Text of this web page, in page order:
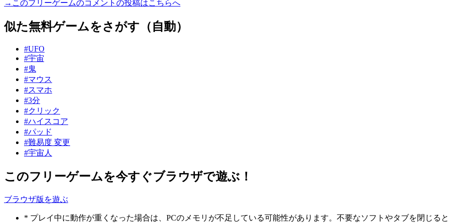
→このフリーゲームのコメントの投稿はこちらへ
似た無料ゲームをさがす（自動）
#UFO
#宇宙
#鬼
#マウス
#スマホ
#3分
#クリック
#ハイスコア
#パッド
#難易度 変更
#宇宙人
このフリーゲームを今すぐブラウザで遊ぶ！
ブラウザ版を遊ぶ
* プレイ中に動作が重くなった場合は、PCのメモリが不足している可能性があります。不要なソフトやタブを閉じると